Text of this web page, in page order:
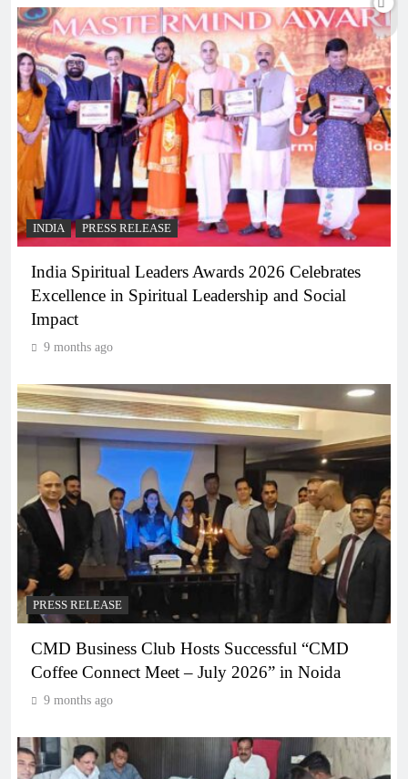
INDIA PRESS RELEASE
India Spiritual Leaders Awards 2026 Celebrates
Excellence in Spiritual Leadership and Social
Impact
9 months ago
PRESS RELEASE
CMD Business Club Hosts Successful “CMD
Coffee Connect Meet – July 2026” in Noida
9 months ago